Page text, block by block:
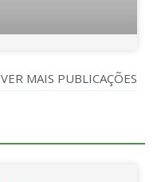
VER MAIS PUBLICAÇÕES